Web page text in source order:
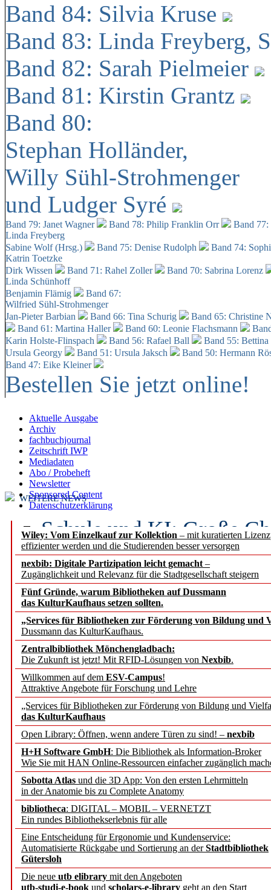
Band 84: Silvia Kruse
Band 83: Linda Freyberg,
Band 82: Sarah Pielmeier
Band 81: Kirstin Grantz
Band 80:
Stephan Holländer,
Willy Sühl-Strohmenger
und Ludger Syré
Band 79: Janet Wagner Band 78: Philip Franklin Orr
Band
Linda Freyberg
Sabine Wolf (Hrsg.)
Band 75: Denise Rudolph
Band 74:
Katrin Toetzke
Dirk Wissen
Band 71: Rahel Zoller
Band 70: Sabrina Lorenz
Linda Schünhoff
Benjamin Flämig
Band 67:
Wilfried Sühl-Strohmenger
Jan-Pieter Barbian
Band 66: Tina Schurig
Band 65: Christine
Band 61: Martina Haller
Band 60: Leonie Flachsmann
Karin Holste-Flinspach
Band 56: Rafael Ball
Band 55:
Ursula Georgy
Band 51: Ursula Jaksch Band 50: Hermann
Band 47: Eike Kleiner
Bestellen Sie jetzt online!
Aktuelle Ausgabe
Archiv
fachbuchjournal
Zeitschrift IWP
Mediadaten
Abo / Probeheft
Newsletter
Sponsored Content
Datenschutzerklärung
Wiley: Vom Einzelkauf zur Kollektion – mit kuratierten
effizienter werden und die Studierenden besser versorgen
nexbib: Digitale Partizipation leicht gemacht –
Zugänglichkeit und Relevanz für die Stadtgesellschaft steigern
Fünf Gründe, warum Bibliotheken auf Dussmann
das KulturKaufhaus setzen sollten.
„Services für Bibliotheken zur Förderung von Bildung und
Dussmann das KulturKaufhaus.
Zentralbibliothek Mönchengladbach:
Die Zukunft ist jetzt! Mit RFID-Lösungen von Nexbib.
Willkommen auf dem ESV-Campus!
Attraktive Angebote für Forschung und Lehre
„Services für Bibliotheken zur Förderung von Bildung und
das KulturKaufhaus
Open Library: Öffnen, wenn andere Türen zu sind! – nexbib
H+H Software GmbH: Die Bibliothek als Information-Broker
Wie Sie mit HAN Online-Ressourcen einfacher zugänglich
Sobotta Atlas und die 3D App: Von den ersten Lehrmitteln
in der Anatomie bis zu Complete Anatomy
bibliotheca: DIGITAL – MOBIL – VERNETZT
Ein rundes Bibliothekserlebnis für alle
Eine Entscheidung für Ergonomie und Kundenservice:
Automatisierte Rückgabe und Sortierung an derStadtbibliothek
Gütersloh
Die neue utb elibrary mit den Angeboten
utb-studi-e-book und scholars-e-library geht an den Start
WEITERE NEWS
Schule und KI: Große
Voraussetzungen
Erfolgreiches erstes
Segment Research –
angepasst
konstruktiv!
Mohr Siebeck
und die Zeitschrift für
Francke Attempto
EBSCO Information
Recherchefunktionen in
Sorbisches Institut neu
Geschichte und